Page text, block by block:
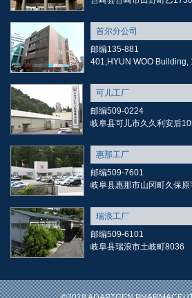
首尔分公司
邮编135-881
401,HYUN WOO
可儿工厂
邮编509-0224
岐阜县可儿市久久利安后
惠那工厂
邮编509-7601
岐阜县惠那市山冈町久保
瑞浪工厂
邮编509-6101
岐阜县瑞浪市土岐町8036